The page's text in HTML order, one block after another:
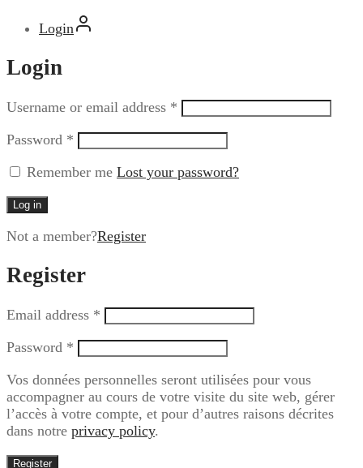
Login
Login
Username or email address *
Password *
Remember me Lost your password?
Log in
Not a member?Register
Register
Email address *
Password *
Vos données personnelles seront utilisées pour vous
accompagner au cours de votre visite du site web, gérer
l’accès à votre compte, et pour d’autres raisons décrites
dans notre privacy policy.
Register